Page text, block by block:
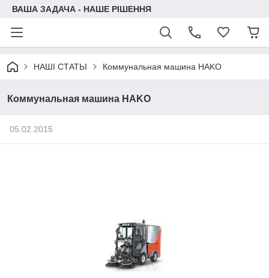
ВАША ЗАДАЧА - НАШЕ РІШЕННЯ
НАШІ СТАТЬІ Коммунальная машина HAKO
Коммунальная машина HAKO
05.02.2015